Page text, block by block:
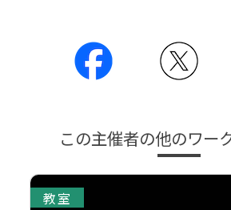
この主催者の他のワー
教室